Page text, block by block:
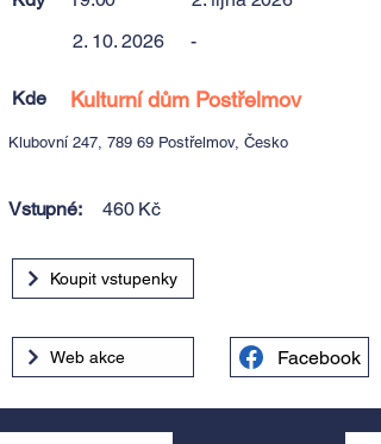
2. 10. 2026
-
Kde Kulturní dům Postřelmov
Klubovní 247, 789 69 Postřelmov, Česko
Vstupné: 460 Kč
Koupit vstupenky
Web akce Facebook